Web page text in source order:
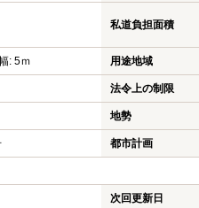
蓮田市のマンシ
蓮田市の土地
宮代町の新築一
宮代町の中古一
宮代町のマンシ
私道負担面積
: 5ｍ 用途地域
法令上の制限
地勢
都市計画
次回更新日